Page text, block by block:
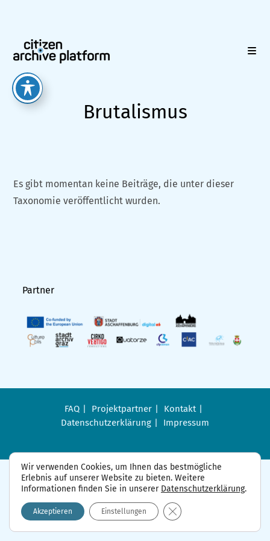
springen
Brutalismus
Es gibt momentan keine Beiträge, die unter dieser
Taxonomie veröffentlicht wurden.
Partner
FAQ Projektpartner
Kontakt
Datenschutzerklärung
Impressum
Wir verwenden Cookies, um Ihnen das bestmögliche
Erlebnis auf unserer Website zu bieten. Weitere
Informationen finden Sie in unserer Datenschutzerklärung.
Akzeptieren Einstellungen GDPR Cookie-Banner